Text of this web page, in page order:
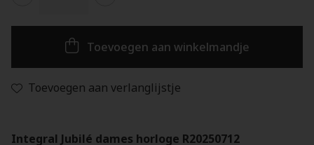
Toevoegen aan winkelmandje
Toevoegen aan verlanglijstje
Integral Jubilé dames horloge R20250712